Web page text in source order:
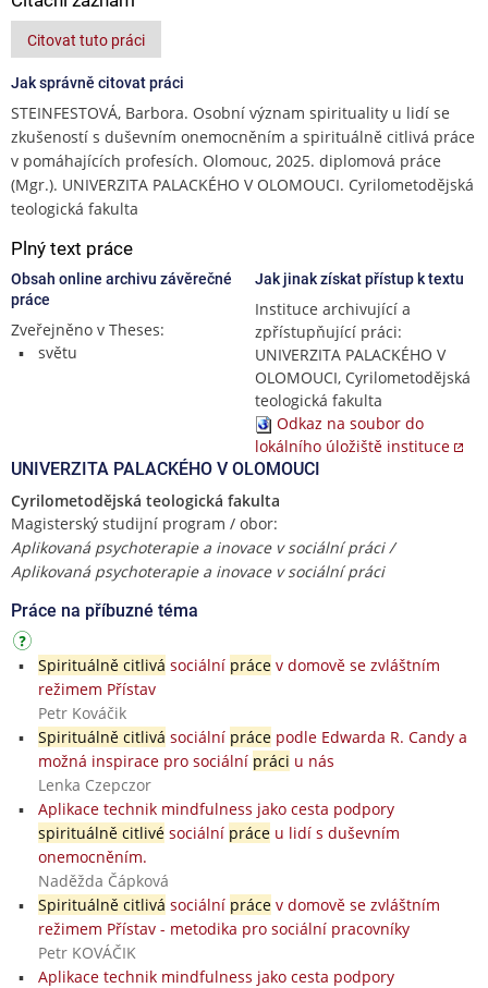
Citovat tuto práci
Jak správně citovat práci
STEINFESTOVÁ, Barbora. Osobní význam spirituality u lidí se
zkušeností s duševním onemocněním a spirituálně citlivá práce
v pomáhajících profesích. Olomouc, 2025. diplomová práce
(Mgr.). UNIVERZITA PALACKÉHO V OLOMOUCI. Cyrilometodějská
teologická fakulta
Plný text práce
Obsah online archivu závěrečné
práce
Zveřejněno v Theses:
světu
Jak jinak získat přístup k textu
Instituce archivující a
zpřístupňující práci:
UNIVERZITA PALACKÉHO V
OLOMOUCI, Cyrilometodějská
teologická fakulta
Odkaz na soubor do
lokálního úložiště instituce
UNIVERZITA PALACKÉHO V OLOMOUCI
Cyrilometodějská teologická fakulta
Magisterský studijní program / obor:
Aplikovaná psychoterapie a inovace v sociální práci /
Aplikovaná psychoterapie a inovace v sociální práci
Práce na příbuzné téma
Spirituálně citlivá sociální prácev domově se zvláštním
režimem Přístav
Petr Kováčik
Spirituálně citlivá sociální prácepodle Edwarda R. Candy a
možná inspirace pro sociální práci u nás
Lenka Czepczor
Aplikace technik mindfulness jako cesta podpory
spirituálně citlivésociální práceu lidí s duševním
onemocněním.
Naděžda Čápková
Spirituálně citlivá sociální prácev domově se zvláštním
režimem Přístav - metodika pro sociální pracovníky
Petr KOVÁČIK
Aplikace technik mindfulness jako cesta podpory